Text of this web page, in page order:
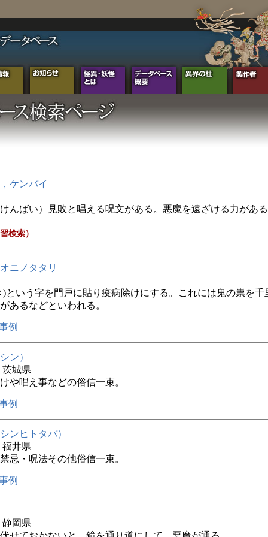
ケンバイ
んばい）見敗と唱える呪文がある。悪魔を遠ざける力があ
検索）
ニノタタリ
)という字を門戸に貼り疫病除けにする。これには鬼の祟を千
あるなどといわれる。
例
ン）
茨城県
や唱え事などの俗信一束。
例
ンヒトタバ）
福井県
忌・呪法その他俗信一束。
例
静岡県